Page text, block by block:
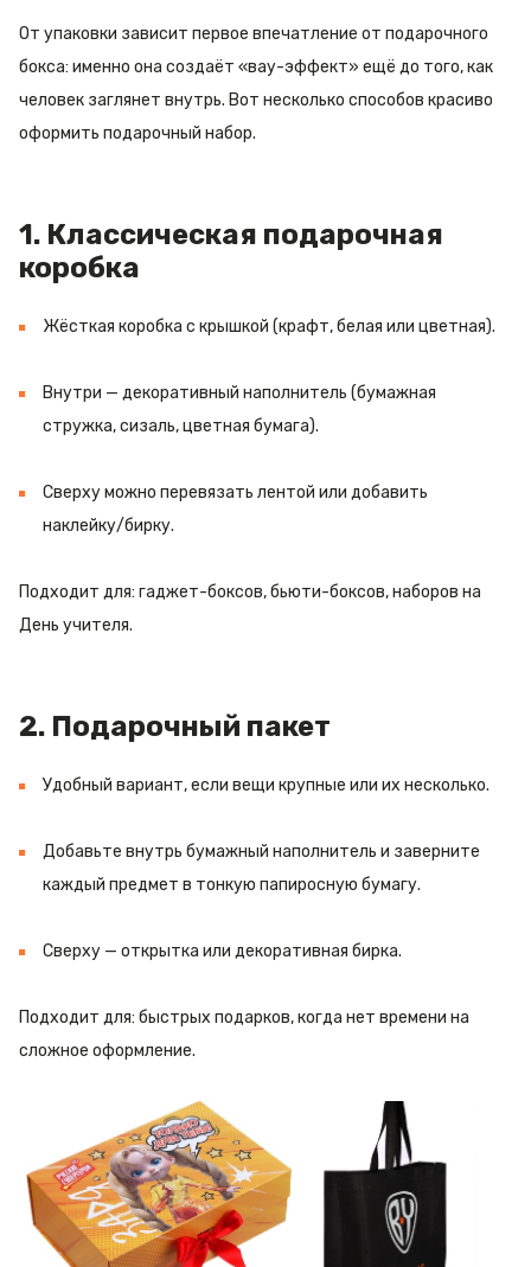
От упаковки зависит первое впечатление от подарочного
бокса: именно она создаёт «вау-эффект» ещё до того, как
человек заглянет внутрь. Вот несколько способов красиво
оформить подарочный набор.
1. Классическая подарочная
коробка
Жёсткая коробка с крышкой (крафт, белая или цветная).
Внутри — декоративный наполнитель (бумажная
стружка, сизаль, цветная бумага).
Сверху можно перевязать лентой или добавить
наклейку/бирку.
Подходит для: гаджет-боксов, бьюти-боксов, наборов на
День учителя.
2. Подарочный пакет
Удобный вариант, если вещи крупные или их несколько.
Добавьте внутрь бумажный наполнитель и заверните
каждый предмет в тонкую папиросную бумагу.
Сверху — открытка или декоративная бирка.
Подходит для: быстрых подарков, когда нет времени на
сложное оформление.